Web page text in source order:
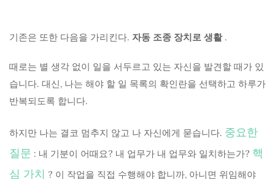
기존은 또한 다음을 가리킨다. 자동 조종 장치로 생활.
때로는 별 생각 없이 일을 서두르고 있는 자신을 발견할 때가 있
습니다. 대신, 나는 해야 할 일 목록의 확인란을 선택하고 하루가
반복되도록 합니다.
하지만 나는 결코 멈추지 않고 나 자신에게 묻습니다. 중요한
질문 : 내 기분이 어때요? 내 업무가 내 업무와 일치하는가? 핵
심 가치 ? 이 작업을 직접 수행해야 합니까, 아니면 위임해야